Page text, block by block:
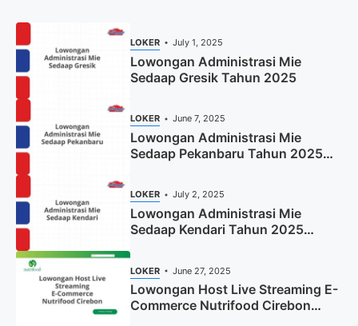
LOKER July 1, 2025
Lowongan Administrasi Mie
Sedaap Gresik Tahun 2025
LOKER June 7, 2025
Lowongan Administrasi Mie
Sedaap Pekanbaru Tahun 2025
LOKER July 2, 2025
Lowongan Administrasi Mie
Sedaap Kendari Tahun 2025
LOKER June 27, 2025
Lowongan Host Live Streaming E-
Commerce Nutrifood Cirebon